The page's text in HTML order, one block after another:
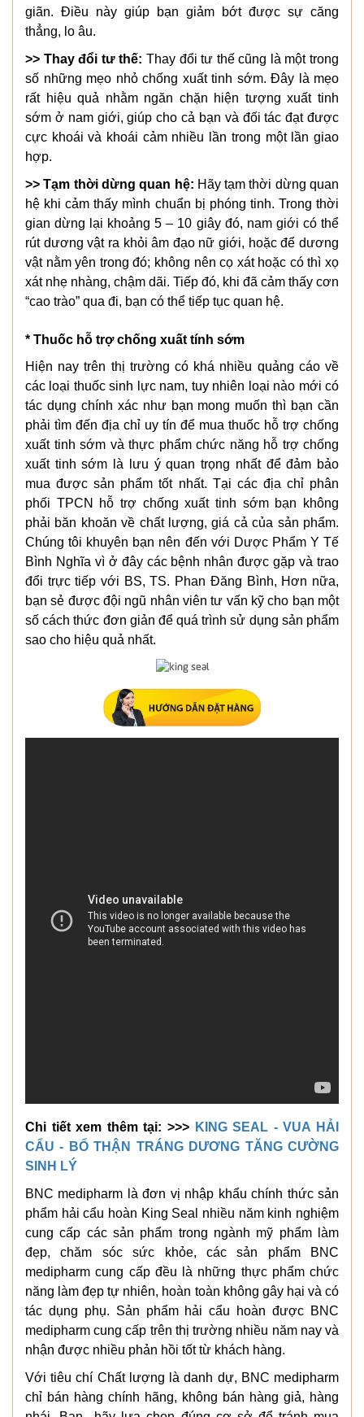
giãn. Điều này giúp bạn giảm bớt được sự căng
thẳng, lo âu.
>> Thay đổi tư thế: Thay đổi tư thế cũng là một trong
số những mẹo nhỏ chống xuất tinh sớm. Đây là mẹo
rất hiệu quả nhằm ngăn chặn hiện tượng xuất tinh
sớm ở nam giới, giúp cho cả bạn và đối tác đạt được
cực khoái và khoái cảm nhiều lần trong một lần giao
hợp.
>> Tạm thời dừng quan hệ: Hãy tạm thời dừng quan
hệ khi cảm thấy mình chuẩn bị phóng tinh. Trong thời
gian dừng lại khoảng 5 – 10 giây đó, nam giới có thể
rút dương vật ra khỏi âm đạo nữ giới, hoặc để dương
vật nằm yên trong đó; không nên cọ xát hoặc có thì xọ
xát nhẹ nhàng, chậm dãi. Tiếp đó, khi đã cảm thấy cơn
“cao trào” qua đi, bạn có thể tiếp tục quan hệ.
* Thuốc hỗ trợ chống xuất tính sớm
Hiện nay trên thị trường có khá nhiều quảng cáo về
các loại thuốc sinh lực nam, tuy nhiên loại nào mới có
tác dụng chính xác như bạn mong muốn thì bạn cần
phải tìm đến địa chỉ uy tín để mua thuốc hỗ trợ chống
xuất tinh sớm và thực phẩm chức năng hỗ trợ chống
xuất tinh sớm là lưu ý quan trọng nhất để đảm bảo
mua được sản phẩm tốt nhất. Tại các địa chỉ phân
phối TPCN hỗ trợ chống xuất tinh sớm bạn không
phải băn khoăn về chất lượng, giá cả của sản phẩm.
Chúng tôi khuyên bạn nên đến với Dược Phẩm Y Tế
Bình Nghĩa vì ở đây các bệnh nhân được gặp và trao
đổi trực tiếp với BS, TS. Phan Đăng Bình, Hơn nữa,
bạn sẻ được đội ngũ nhân viên tư vấn kỹ cho bạn một
số cách thức đơn giản để quá trình sử dụng sản phẩm
sao cho hiệu quả nhất.
Chi tiết xem thêm tại: >>> KING SEAL - VUA HẢI
CẨU - BỔ THẬN TRÁNG DƯƠNG TĂNG CƯỜNG
SINH LÝ
BNC medipharm là đơn vị nhập khẩu chính thức sản
phẩm hải cẩu hoàn King Seal nhiều năm kinh nghiệm
cung cấp các sản phẩm trong ngành mỹ phẩm làm
đẹp, chăm sóc sức khỏe, các sản phẩm BNC
medipharm cung cấp đều là những thực phẩm chức
năng làm đẹp tự nhiên, hoàn toàn không gây hại và có
tác dụng phụ. Sản phẩm hải cẩu hoàn được BNC
medipharm cung cấp trên thị trường nhiều năm nay và
nhận được nhiều phản hồi tốt từ khách hàng.
Với tiêu chí Chất lượng là danh dự, BNC medipharm
chỉ bán hàng chính hãng, không bán hàng giả, hàng